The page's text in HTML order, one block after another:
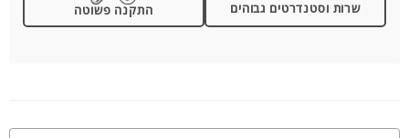
שרות וסטנדרטים גבוהים התקנה פשוטה